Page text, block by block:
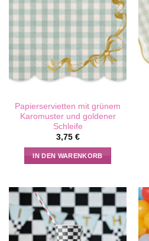
Papierservietten mit grünem
Karomuster und goldener
Schleife
3,75 €
IN DEN WARENKORB